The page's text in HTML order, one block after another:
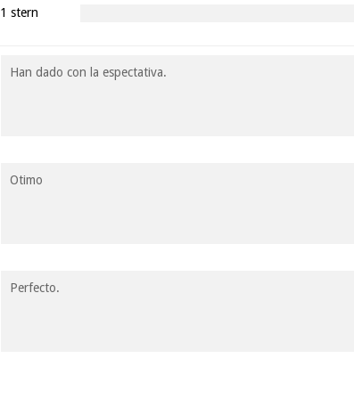
1 stern
Han dado con la espectativa.
Otimo
Perfecto.